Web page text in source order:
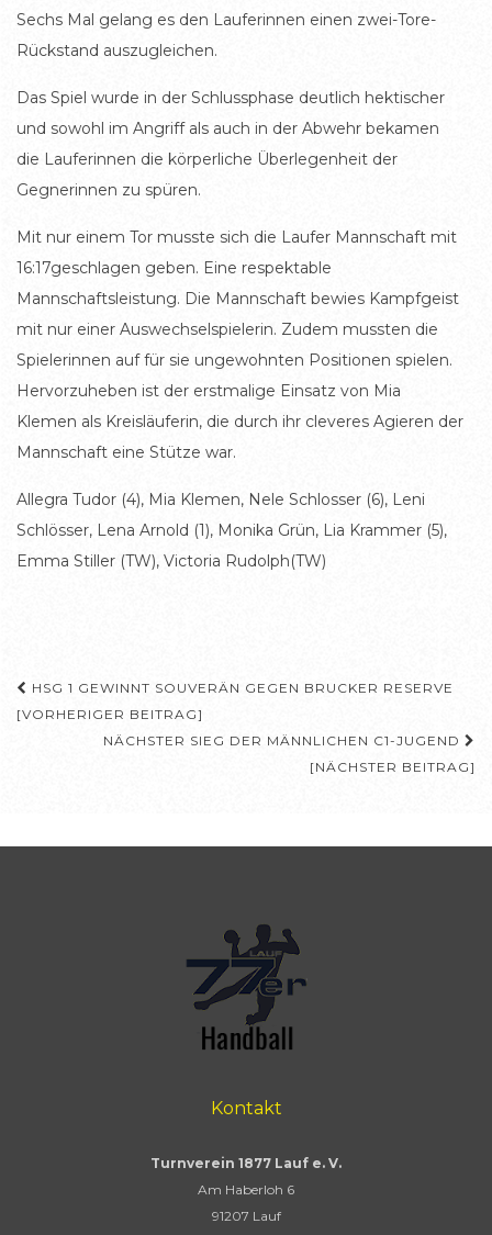
Sechs Mal gelang es den Lauferinnen einen zwei-Tore-
Rückstand auszugleichen.
Das Spiel wurde in der Schlussphase deutlich hektischer
und sowohl im Angriff als auch in der Abwehr bekamen
die Lauferinnen die körperliche Überlegenheit der
Gegnerinnen zu spüren.
Mit nur einem Tor musste sich die Laufer Mannschaft mit
16:17geschlagen geben. Eine respektable
Mannschaftsleistung. Die Mannschaft bewies Kampfgeist
mit nur einer Auswechselspielerin. Zudem mussten die
Spielerinnen auf für sie ungewohnten Positionen spielen.
Hervorzuheben ist der erstmalige Einsatz von Mia
Klemen als Kreisläuferin, die durch ihr cleveres Agieren der
Mannschaft eine Stütze war.
Allegra Tudor (4), Mia Klemen, Nele Schlosser (6), Leni
Schlösser, Lena Arnold (1), Monika Grün, Lia Krammer (5),
Emma Stiller (TW), Victoria Rudolph(TW)
Beitragsnavigation
HSG 1 GEWINNT SOUVERÄN GEGEN BRUCKER RESERVE
[VORHERIGER BEITRAG]
NÄCHSTER SIEG DER MÄNNLICHEN C1-JUGEND
[NÄCHSTER BEITRAG]
Kontakt
Turnverein 1877 Lauf e. V.
Am Haberloh 6
91207 Lauf